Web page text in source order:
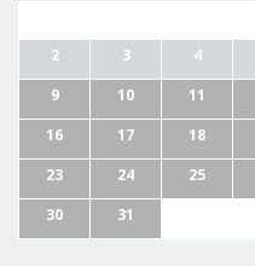
2
3 4
9
10 11
16
17 18
23
24 25
30
31